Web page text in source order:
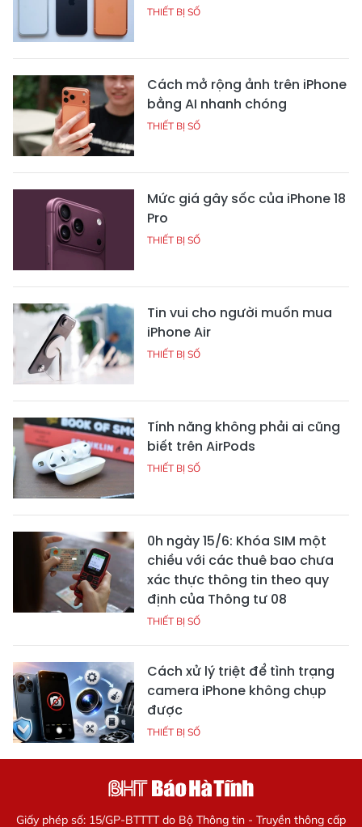
THIẾT BỊ SỐ
Cách mở rộng ảnh trên iPhone
bằng AI nhanh chóng
THIẾT BỊ SỐ
Mức giá gây sốc của iPhone 18
Pro
THIẾT BỊ SỐ
Tin vui cho người muốn mua
iPhone Air
THIẾT BỊ SỐ
Tính năng không phải ai cũng
biết trên AirPods
THIẾT BỊ SỐ
0h ngày 15/6: Khóa SIM một
chiều với các thuê bao chưa
xác thực thông tin theo quy
định của Thông tư 08
THIẾT BỊ SỐ
Cách xử lý triệt để tình trạng
camera iPhone không chụp
được
THIẾT BỊ SỐ
Giấy phép số: 15/GP-BTTTT do Bộ Thông tin - Truyền thông cấp